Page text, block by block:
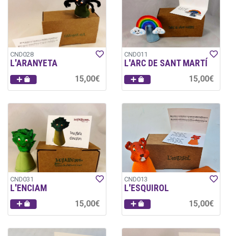
CND028
L'ARANYETA
15,00€
CND011
L'ARC DE SANT MARTÍ
15,00€
CND031
L'ENCIAM
15,00€
CND013
L'ESQUIROL
15,00€